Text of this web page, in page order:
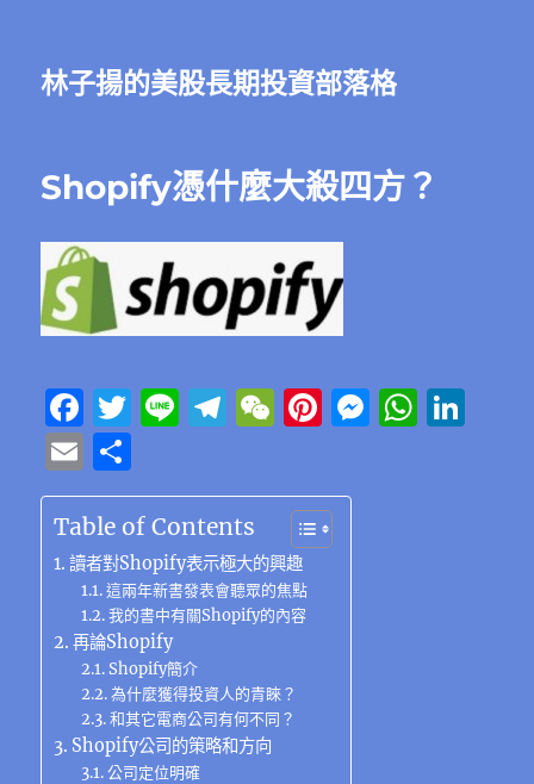
林子揚的美股長期投資部落格
Shopify憑什麼大殺四方？
F
a
c
e
b
o
o
k
T
it
te
r
Li
e
T
e
g
r
a
m
W
C
h
at
Pi
te
re
st
M W
E
m
ai
l
享
Table of Contents
讀者對Shopify表示極大的興趣
這兩年新書發表會聽眾的焦點
我的書中有關Shopify的內容
再論Shopify
Shopify簡介
為什麼獲得投資人的青睞？
和其它電商公司有何不同？
Shopify公司的策略和方向
公司定位明確